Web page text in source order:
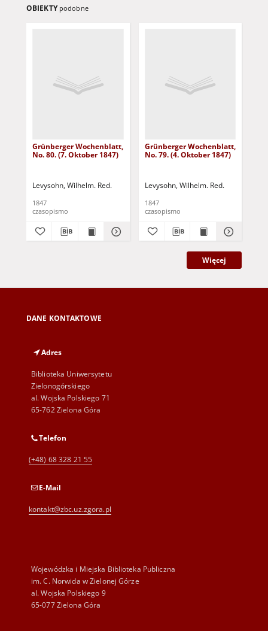
OBIEKTY podobne
Grünberger Wochenblatt,
No. 80. (7. Oktober 1847)
Levysohn, Wilhelm. Red.
1847
czasopismo
Grünberger Wochenblatt,
No. 79. (4. Oktober 1847)
Levysohn, Wilhelm. Red.
1847
czasopismo
Więcej
DANE KONTAKTOWE
Adres
Biblioteka Uniwersytetu
Zielonogórskiego
al. Wojska Polskiego 71
65-762 Zielona Góra
Telefon
(+48) 68 328 21 55
E-Mail
kontakt@zbc.uz.zgora.pl
Wojewódzka i Miejska Biblioteka Publiczna
im. C. Norwida w Zielonej Górze
al. Wojska Polskiego 9
65-077 Zielona Góra